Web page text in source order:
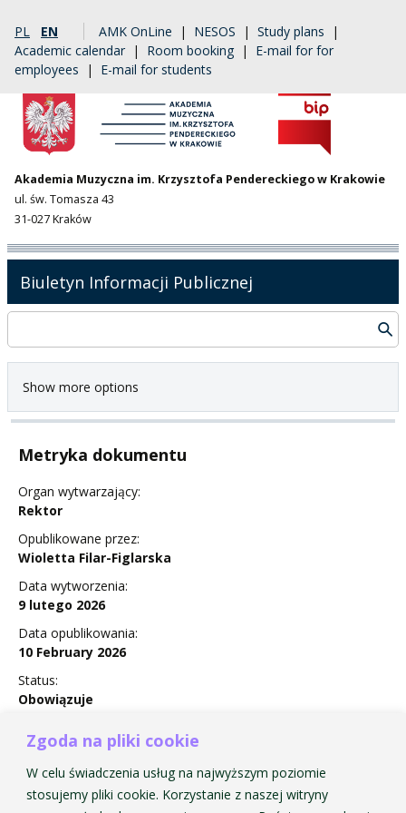
Zgoda na pliki cookie
W celu świadczenia usług na najwyższym poziomie
stosujemy pliki cookie. Korzystanie z naszej witryny
PL EN AMK OnLine | NESOS | Study plans |
Academic calendar | Room booking | E-mail for for
employees | E-mail for students
Akademia Muzyczna im. Krzysztofa Pendereckiego w Krakowie
ul. św. Tomasza 43
31-027 Kraków
Biuletyn Informacji Publicznej
Show more options
Metryka dokumentu
Organ wytwarzający:
Rektor
Opublikowane przez:
Wioletta Filar-Figlarska
Data wytworzenia:
9 lutego 2026
Data opublikowania:
10 February 2026
Status:
Obowiązuje
Zarządzenie Nr 9 w sprawie wprowadzenia Zasad i
Procedur Audytu Wewnętrznego, Programu Zapewnienia